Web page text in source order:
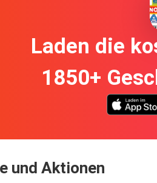
Laden die
1850+
und Aktionen